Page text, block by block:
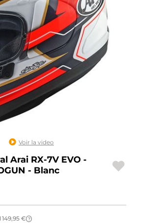
MOTO ET OUTILLAGE
MOTO
MOTO
MOTO
ET PROMO
CADEAUX
€ — MODIFIER
Voir la video
Arai RX-7V EVO -
- Blanc
149,95 € ?